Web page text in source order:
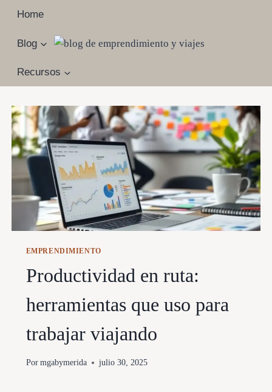
Saltar
contenido
Home
Blog
Recursos
EMPRENDIMIENTO
Productividad en ruta:
herramientas que uso para
trabajar viajando
Por mgabymerida julio 30, 2025